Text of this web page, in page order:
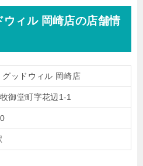
ィル 岡崎店の店舗情
ッドウィル 岡崎店
御堂町字花辺1-1